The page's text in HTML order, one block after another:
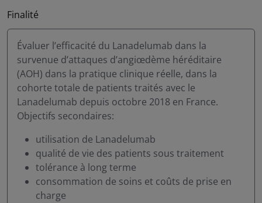
Finalité
Évaluer l’efficacité du Lanadelumab dans la
survenue d’attaques d’angiœdème héréditaire
(AOH) dans la pratique clinique réelle, dans la
cohorte totale de patients traités avec le
Lanadelumab depuis octobre 2018 en France.
Objectifs secondaires:
utilisation de Lanadelumab
qualité de vie des patients sous traitement
tolérance à long terme
consommation de soins et coûts de prise en
charge